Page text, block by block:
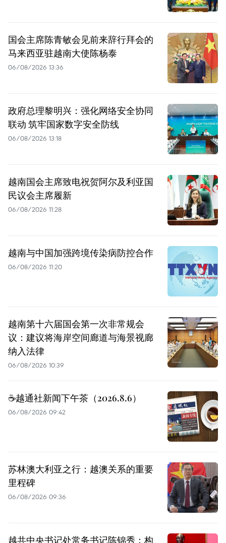
国会主席陈青敏会见前来辞行拜会的
马来西亚驻越南大使陈杨泰
06/08/2026 13:36
政府总理黎明兴：强化网络安全协同
联动 筑牢国家数字安全防线
06/08/2026 13:18
越南国会主席致电祝贺阿尔及利亚国
民议会主席履新
06/08/2026 11:28
越南与中国加强跨境传染病防控合作
06/08/2026 11:20
越南第十六届国会第一次非常规会
议：建议将海岸空间廊道与海景视廊
纳入法律
06/08/2026 10:39
☕️越通社新闻下午茶（2026.8.6）
06/08/2026 09:42
苏林澳大利亚之行：越澳关系的重要
里程碑
06/08/2026 09:36
越共中央书记处常务书记陈锦秀：构